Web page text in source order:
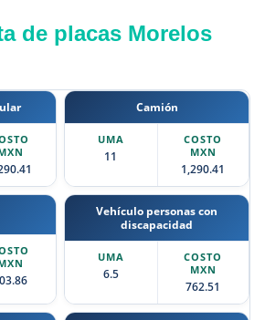
de placas Morelos
Camión
11
1,290.41
Vehículo personas con
discapacidad
6.5
762.51